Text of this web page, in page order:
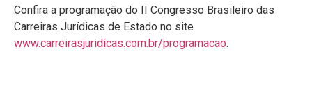
Confira a programação do II Congresso Brasileiro das
Carreiras Jurídicas de Estado no site
www.carreirasjuridicas.com.br/programacao.